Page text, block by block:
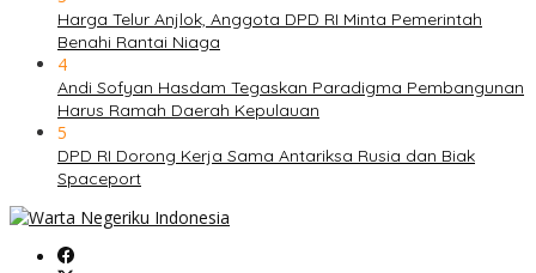
Harga Telur Anjlok, Anggota DPD RI Minta Pemerintah
Benahi Rantai Niaga
4
Andi Sofyan Hasdam Tegaskan Paradigma Pembangunan
Harus Ramah Daerah Kepulauan
5
DPD RI Dorong Kerja Sama Antariksa Rusia dan Biak
Spaceport